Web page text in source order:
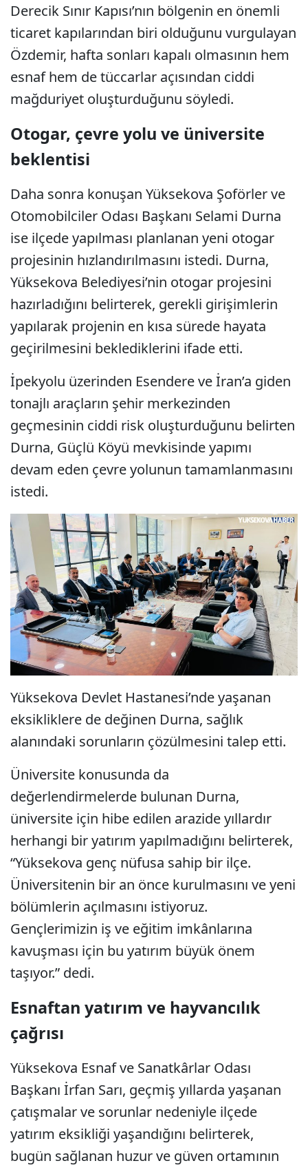
Derecik Sınır Kapısı’nın bölgenin en önemli
ticaret kapılarından biri olduğunu vurgulayan
Özdemir, hafta sonları kapalı olmasının hem
esnaf hem de tüccarlar açısından ciddi
mağduriyet oluşturduğunu söyledi.
Otogar, çevre yolu ve üniversite
beklentisi
Daha sonra konuşan Yüksekova Şoförler ve
Otomobilciler Odası Başkanı Selami Durna
ise ilçede yapılması planlanan yeni otogar
projesinin hızlandırılmasını istedi. Durna,
Yüksekova Belediyesi’nin otogar projesini
hazırladığını belirterek, gerekli girişimlerin
yapılarak projenin en kısa sürede hayata
geçirilmesini beklediklerini ifade etti.
İpekyolu üzerinden Esendere ve İran’a giden
tonajlı araçların şehir merkezinden
geçmesinin ciddi risk oluşturduğunu belirten
Durna, Güçlü Köyü mevkisinde yapımı
devam eden çevre yolunun tamamlanmasını
istedi.
Yüksekova Devlet Hastanesi’nde yaşanan
eksikliklere de değinen Durna, sağlık
alanındaki sorunların çözülmesini talep etti.
Üniversite konusunda da
değerlendirmelerde bulunan Durna,
üniversite için hibe edilen arazide yıllardır
herhangi bir yatırım yapılmadığını belirterek,
“Yüksekova genç nüfusa sahip bir ilçe.
Üniversitenin bir an önce kurulmasını ve yeni
bölümlerin açılmasını istiyoruz.
Gençlerimizin iş ve eğitim imkânlarına
kavuşması için bu yatırım büyük önem
taşıyor.” dedi.
Esnaftan yatırım ve hayvancılık
çağrısı
Yüksekova Esnaf ve Sanatkârlar Odası
Başkanı İrfan Sarı, geçmiş yıllarda yaşanan
çatışmalar ve sorunlar nedeniyle ilçede
yatırım eksikliği yaşandığını belirterek,
bugün sağlanan huzur ve güven ortamının